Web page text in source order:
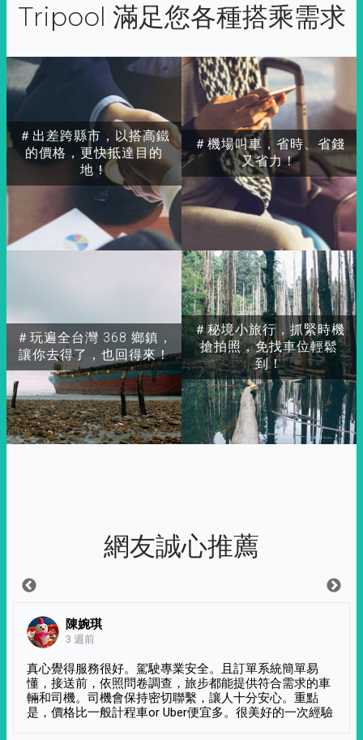
Tripool 滿足您各種搭乘需求
＃出差跨縣市，以搭高鐵
的價格，更快抵達目的
地！
＃玩遍全台灣 368 鄉鎮，
讓你去得了，也回得來！
＃秘境小旅行，抓緊時機
搶拍照，免找車位輕鬆
到！
＃機場叫車，省時、省錢
又省力！
網友誠心推薦
陳婉琪
3 週前
真心覺得服務很好。駕駛專業安全。且訂單系統簡單易
懂，接送前，依照問卷調查，旅步都能提供符合需求的車
輛和司機。司機會保持密切聯繫，讓人十分安心。重點
是，價格比一般計程車or Uber便宜多。很美好的一次經驗